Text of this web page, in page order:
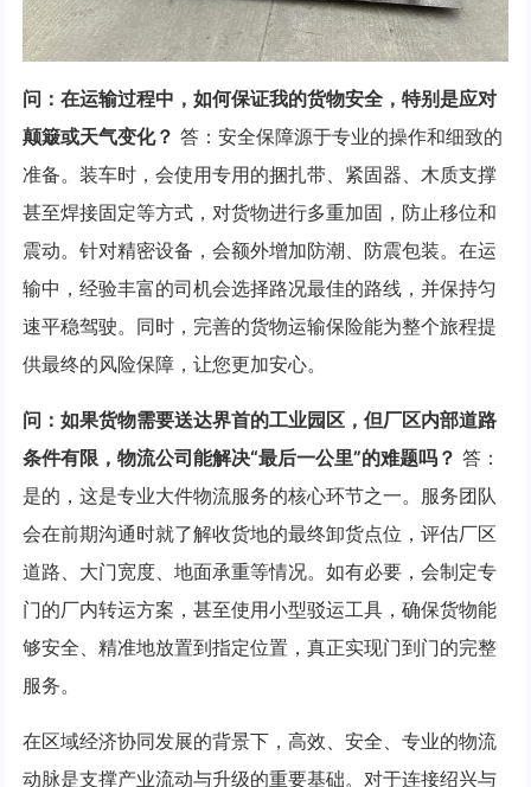
问：在运输过程中，如何保证我的货物安全，特别是应对
颠簸或天气变化？ 答：安全保障源于专业的操作和细致的
准备。装车时，会使用专用的捆扎带、紧固器、木质支撑
甚至焊接固定等方式，对货物进行多重加固，防止移位和
震动。针对精密设备，会额外增加防潮、防震包装。在运
输中，经验丰富的司机会选择路况最佳的路线，并保持匀
速平稳驾驶。同时，完善的货物运输保险能为整个旅程提
供最终的风险保障，让您更加安心。
问：如果货物需要送达界首的工业园区，但厂区内部道路
条件有限，物流公司能解决“最后一公里”的难题吗？ 答：
是的，这是专业大件物流服务的核心环节之一。服务团队
会在前期沟通时就了解收货地的最终卸货点位，评估厂区
道路、大门宽度、地面承重等情况。如有必要，会制定专
门的厂内转运方案，甚至使用小型驳运工具，确保货物能
够安全、精准地放置到指定位置，真正实现门到门的完整
服务。
在区域经济协同发展的背景下，高效、安全、专业的物流
动脉是支撑产业流动与升级的重要基础。对于连接绍兴与